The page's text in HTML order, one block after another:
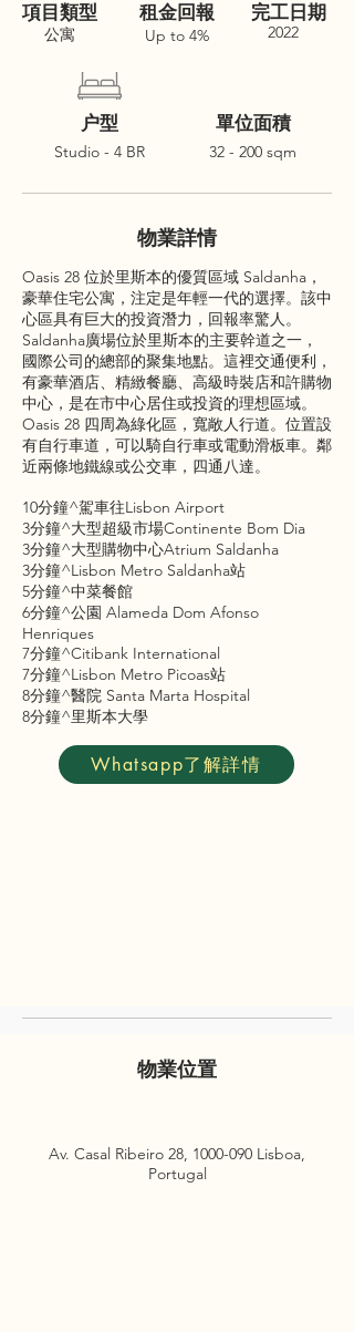
項目類型
公寓
租金回報
Up to 4%
完工日期
2022
户型
Studio - 4 BR
單位面積
32 - 200 sqm
物業詳情
Oasis 28 位於里斯本的優質區域 Saldanha，
豪華住宅公寓，注定是年輕一代的選擇。該中
心區具有巨大的投資潛力，回報率驚人。
Saldanha廣場位於里斯本的主要幹道之一，
國際公司的總部的聚集地點。這裡交通便利，
有豪華酒店、精緻餐廳、高級時裝店和許購物
中心，是在市中心居住或投資的理想區域。
Oasis 28 四周為綠化區，寬敞人行道。位置設
有自行車道，可以騎自行車或電動滑板車。鄰
近兩條地鐵線或公交車，四通八達。
10分鐘^駕車往Lisbon Airport
3分鐘^大型超級市場Continente Bom Dia
3分鐘^大型購物中心Atrium Saldanha
3分鐘^Lisbon Metro Saldanha站
5分鐘^中菜餐館
6分鐘^公園 Alameda Dom Afonso
Henriques
7分鐘^Citibank International
7分鐘^Lisbon Metro Picoas站
8分鐘^醫院 Santa Marta Hospital
8分鐘^里斯本大學
Whatsapp了解詳情
物業位置
Av. Casal Ribeiro 28, 1000-090 Lisboa,
Portugal